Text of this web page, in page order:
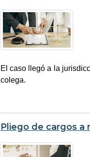
El caso llegó a la
colega.
Pliego de cargos a